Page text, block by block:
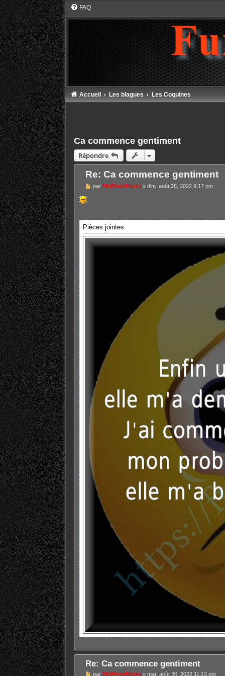
FAQ
Accueil Les blagues Les Coquines
Ca commence gentiment
Répondre
Re: Ca commence gentiment
M
e
parPhilPotoPhoto »dim. août 28, 2022 9:17 pm
Pièces jointes
Re: Ca commence gentiment
M
par PhilPotoPhoto »mar. août 30, 2022 11:13 pm